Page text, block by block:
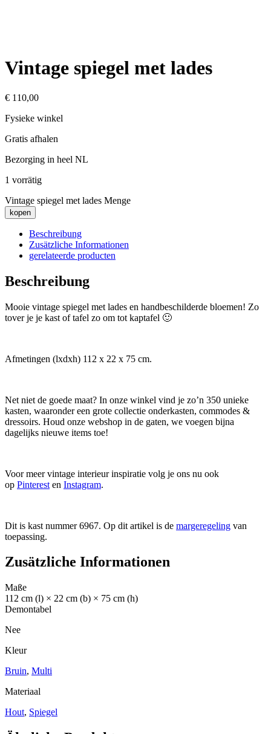
Vintage spiegel met lades
€ 110,00
Fysieke winkel
Gratis afhalen
Bezorging in heel NL
1 vorrätig
Vintage spiegel met lades Menge
kopen
Beschreibung
Zusätzliche Informationen
gerelateerde producten
Beschreibung
Mooie vintage spiegel met lades en handbeschilderde bloemen! Zo
tover je je kast of tafel zo om tot kaptafel 🙂
Afmetingen (lxdxh) 112 x 22 x 75 cm.
Net niet de goede maat? In onze winkel vind je zo’n 350 unieke
kasten, waaronder een grote collectie onderkasten, commodes &
dressoirs. Houd onze webshop in de gaten, we voegen bijna
dagelijks nieuwe items toe!
Voor meer vintage interieur inspiratie volg je ons nu ook
op Pinterest en Instagram.
Dit is kast nummer 6967. Op dit artikel is de margeregeling van
toepassing.
Zusätzliche Informationen
Maße
112 cm (l) × 22 cm (b) × 75 cm (h)
Demontabel
Nee
Kleur
Bruin, Multi
Materiaal
Hout, Spiegel